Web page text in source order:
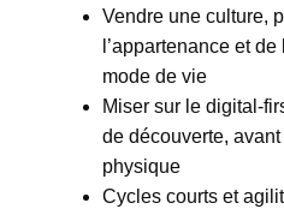
Vendre une culture,
l’appartenance et de
mode de vie
Miser sur le digital-
de découverte,
physique
Cycles courts et